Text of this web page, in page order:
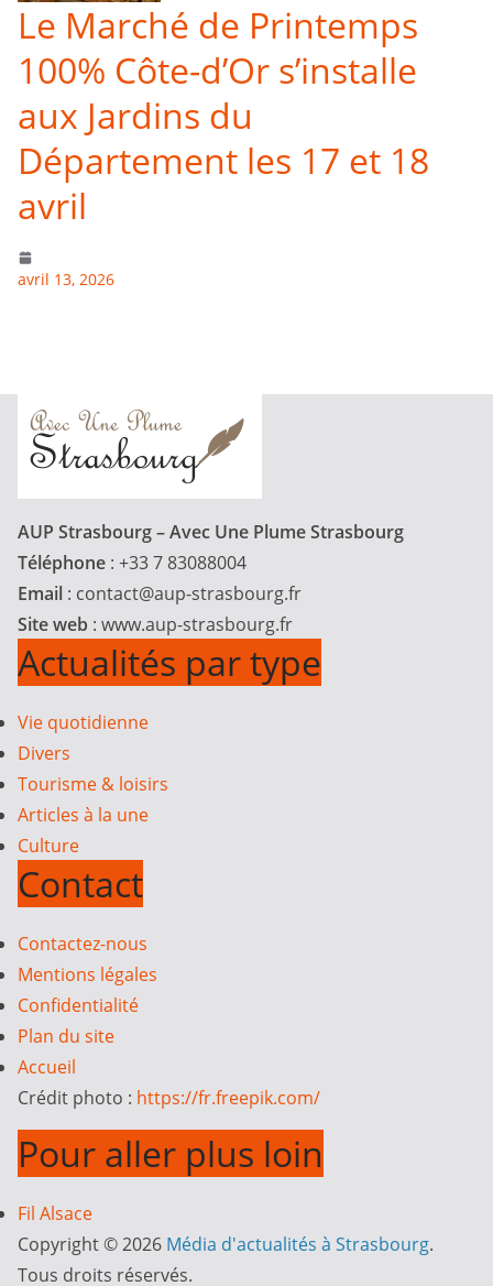
Le Marché de Printemps
100% Côte-d’Or s’installe
aux Jardins du
Département les 17 et 18
avril
avril 13, 2026
AUP Strasbourg – Avec Une Plume Strasbourg
Téléphone : +33 7 83088004
Email : contact@aup-strasbourg.fr
Site web : www.aup-strasbourg.fr
Actualités par type
Vie quotidienne
Divers
Tourisme & loisirs
Articles à la une
Culture
Contact
Contactez-nous
Mentions légales
Confidentialité
Plan du site
Accueil
Crédit photo : https://fr.freepik.com/
Pour aller plus loin
Fil Alsace
Copyright © 2026 Média d'actualités à Strasbourg.
Tous droits réservés.